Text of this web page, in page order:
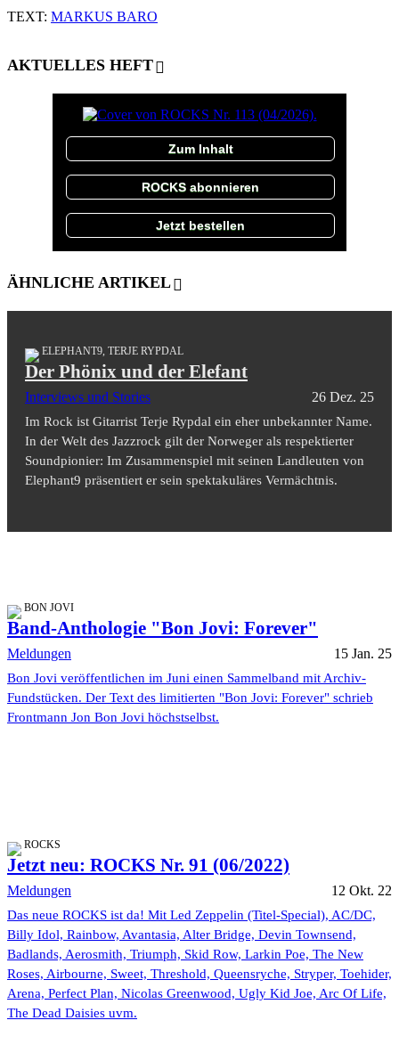
TEXT: MARKUS BARO
AKTUELLES HEFT
Zum Inhalt
ROCKS abonnieren
Jetzt bestellen
ÄHNLICHE ARTIKEL
ELEPHANT9, TERJE RYPDAL
Der Phönix und der Elefant
Interviews und Stories 26 Dez. 25
Im Rock ist Gitarrist Terje Rypdal ein eher unbekannter Name.
In der Welt des Jazzrock gilt der Norweger als respektierter
Soundpionier: Im Zusammenspiel mit seinen Landleuten von
Elephant9 präsentiert er sein spektakuläres Vermächtnis.
BON JOVI
Band-Anthologie "Bon Jovi: Forever"
Meldungen 15 Jan. 25
Bon Jovi veröffentlichen im Juni einen Sammelband mit Archiv-
Fundstücken. Der Text des limitierten "Bon Jovi: Forever" schrieb
Frontmann Jon Bon Jovi höchstselbst.
ROCKS
Jetzt neu: ROCKS Nr. 91 (06/2022)
Meldungen 12 Okt. 22
Das neue ROCKS ist da! Mit Led Zeppelin (Titel-Special), AC/DC,
Billy Idol, Rainbow, Avantasia, Alter Bridge, Devin Townsend,
Badlands, Aerosmith, Triumph, Skid Row, Larkin Poe, The New
Roses, Airbourne, Sweet, Threshold, Queensryche, Stryper, Toehider,
Arena, Perfect Plan, Nicolas Greenwood, Ugly Kid Joe, Arc Of Life,
The Dead Daisies uvm.